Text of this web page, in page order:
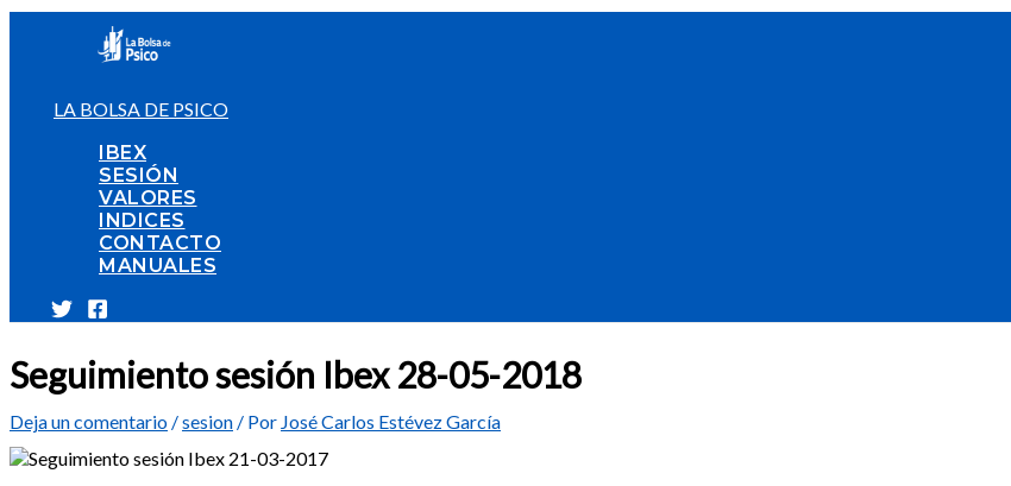
LA BOLSA DE PSICO
IBEX
SESIÓN
VALORES
INDICES
CONTACTO
MANUALES
Seguimiento sesión Ibex 28-05-2018
Deja un comentario /sesion / Por José Carlos Estévez García